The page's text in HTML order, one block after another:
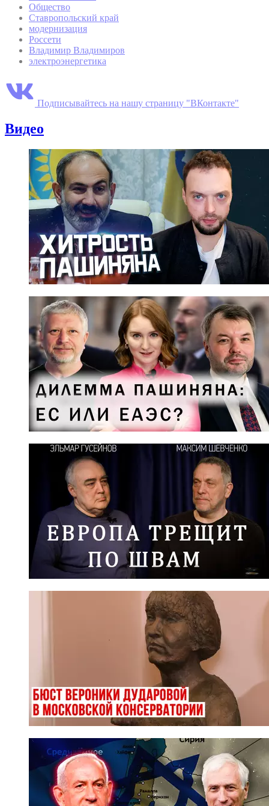
Общество
Ставропольский край
модернизация
Россети
Владимир Владимиров
электроэнергетика
Подписывайтесь на нашу страницу "ВКонтакте"
Видео